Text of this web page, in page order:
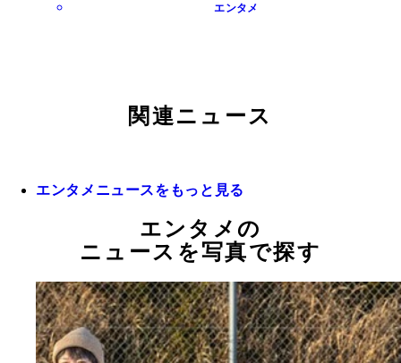
エンタメ
関連ニュース
エンタメニュースをもっと見る
エンタメの
ニュースを写真で探す